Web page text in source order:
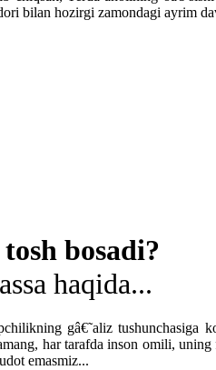
bilan hozirgi zamondagi ayrim
bosadi?
haqida...
gâ€˜aliz
har tarafda inson omili,
emasmiz...